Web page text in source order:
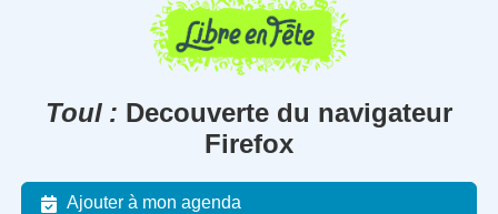
Toul
Decouverte du navigateur
Firefox
Ajouter à mon agenda